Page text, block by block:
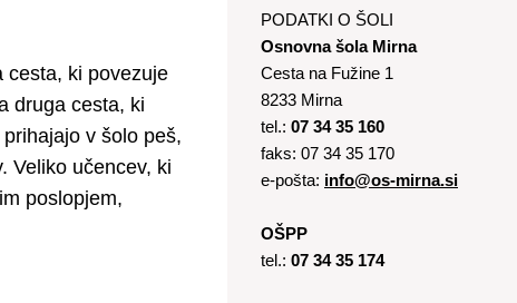
cesta, ki povezuje
druga cesta, ki
v šolo peš,
Veliko učencev, ki
poslopjem,
PODATKI O ŠOLI
Osnovna šola Mirna
Cesta na Fužine 1
8233 Mirna
tel.: 07 34 35 160
faks: 07 34 35 170
e-pošta: info@os-mirna.si
OŠPP
tel.: 07 34 35 174